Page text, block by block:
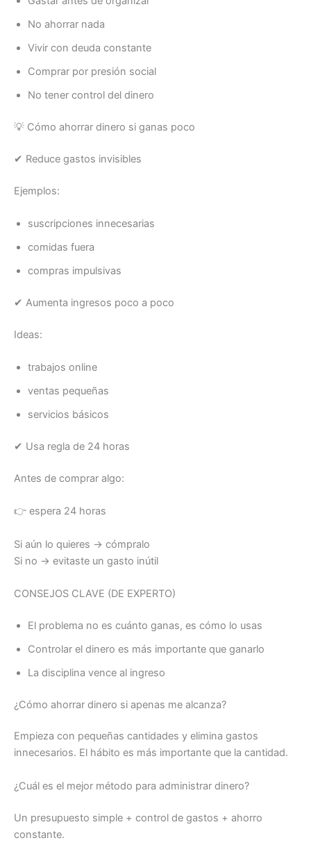
No ahorrar nada
Vivir con deuda constante
Comprar por presión social
No tener control del dinero
💡 Cómo ahorrar dinero si ganas poco
✔ Reduce gastos invisibles
Ejemplos:
suscripciones innecesarias
comidas fuera
compras impulsivas
✔ Aumenta ingresos poco a poco
Ideas:
trabajos online
ventas pequeñas
servicios básicos
✔ Usa regla de 24 horas
Antes de comprar algo:
👉 espera 24 horas
Si aún lo quieres → cómpralo
Si no → evitaste un gasto inútil
CONSEJOS CLAVE (DE EXPERTO)
El problema no es cuánto ganas, es cómo lo usas
Controlar el dinero es más importante que ganarlo
La disciplina vence al ingreso
¿Cómo ahorrar dinero si apenas me alcanza?
Empieza con pequeñas cantidades y elimina gastos
innecesarios. El hábito es más importante que la cantidad.
¿Cuál es el mejor método para administrar dinero?
Un presupuesto simple + control de gastos + ahorro
constante.